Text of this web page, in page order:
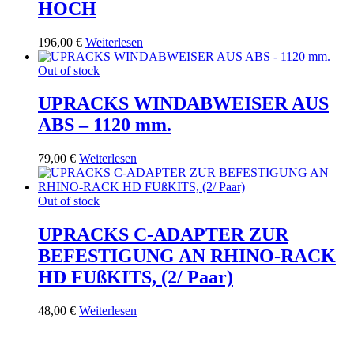
HOCH
196,00 € Weiterlesen
Out of stock
UPRACKS WINDABWEISER AUS
ABS – 1120 mm.
79,00 € Weiterlesen
Out of stock
UPRACKS C-ADAPTER ZUR
BEFESTIGUNG AN RHINO-RACK
HD FUßKITS, (2/ Paar)
48,00 € Weiterlesen